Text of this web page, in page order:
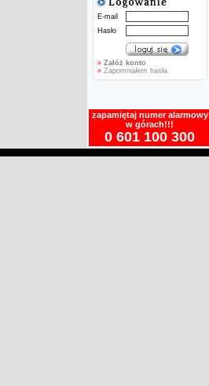
E-mail
Hasło
» Załóż konto
»Zapomniałem hasła
zapamiętaj numer alarmowy
w górach!!!
0 601 100 300